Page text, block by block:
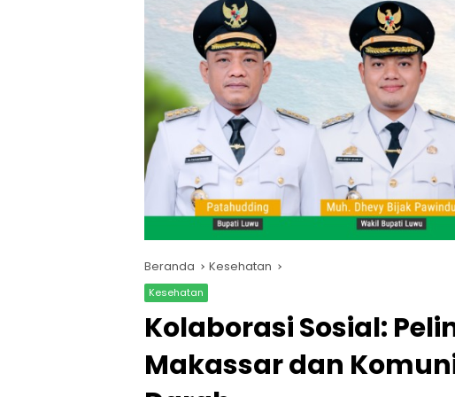
Beranda Kesehatan
Kesehatan
Kolaborasi Sosial:
Makassar dan